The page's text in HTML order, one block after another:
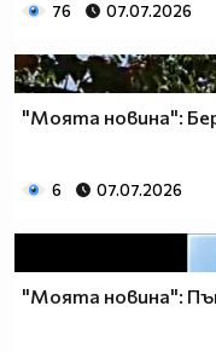
76 07.07.2026
"Моята новина":
6 07.07.2026
"Моята новина":